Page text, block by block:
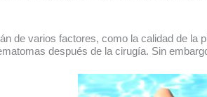
de varios factores, como la calidad de
después de la cirugía. Sin